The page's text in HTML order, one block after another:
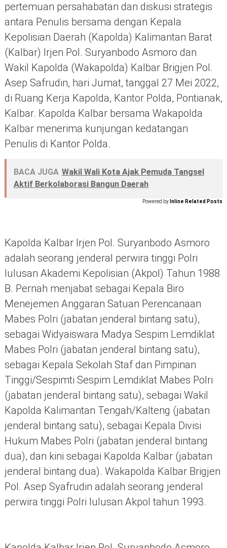
pertemuan persahabatan dan diskusi strategis
antara Penulis bersama dengan Kepala
Kepolisian Daerah (Kapolda) Kalimantan Barat
(Kalbar) Irjen Pol. Suryanbodo Asmoro dan
Wakil Kapolda (Wakapolda) Kalbar Brigjen Pol.
Asep Safrudin, hari Jumat, tanggal 27 Mei 2022,
di Ruang Kerja Kapolda, Kantor Polda, Pontianak,
Kalbar. Kapolda Kalbar bersama Wakapolda
Kalbar menerima kunjungan kedatangan
Penulis di Kantor Polda.
BACA JUGA Wakil Wali Kota Ajak Pemuda Tangsel
Aktif Berkolaborasi Bangun Daerah
Powered by Inline Related Posts
Kapolda Kalbar Irjen Pol. Suryanbodo Asmoro
adalah seorang jenderal perwira tinggi Polri
lulusan Akademi Kepolisian (Akpol) Tahun 1988
B. Pernah menjabat sebagai Kepala Biro
Menejemen Anggaran Satuan Perencanaan
Mabes Polri (jabatan jenderal bintang satu),
sebagai Widyaiswara Madya Sespim Lemdiklat
Mabes Polri (jabatan jenderal bintang satu),
sebagai Kepala Sekolah Staf dan Pimpinan
Tinggi/Sespimti Sespim Lemdiklat Mabes Polri
(jabatan jenderal bintang satu), sebagai Wakil
Kapolda Kalimantan Tengah/Kalteng (jabatan
jenderal bintang satu), sebagai Kepala Divisi
Hukum Mabes Polri (jabatan jenderal bintang
dua), dan kini sebagai Kapolda Kalbar (jabatan
jenderal bintang dua). Wakapolda Kalbar Brigjen
Pol. Asep Syafrudin adalah seorang jenderal
perwira tinggi Polri lulusan Akpol tahun 1993.